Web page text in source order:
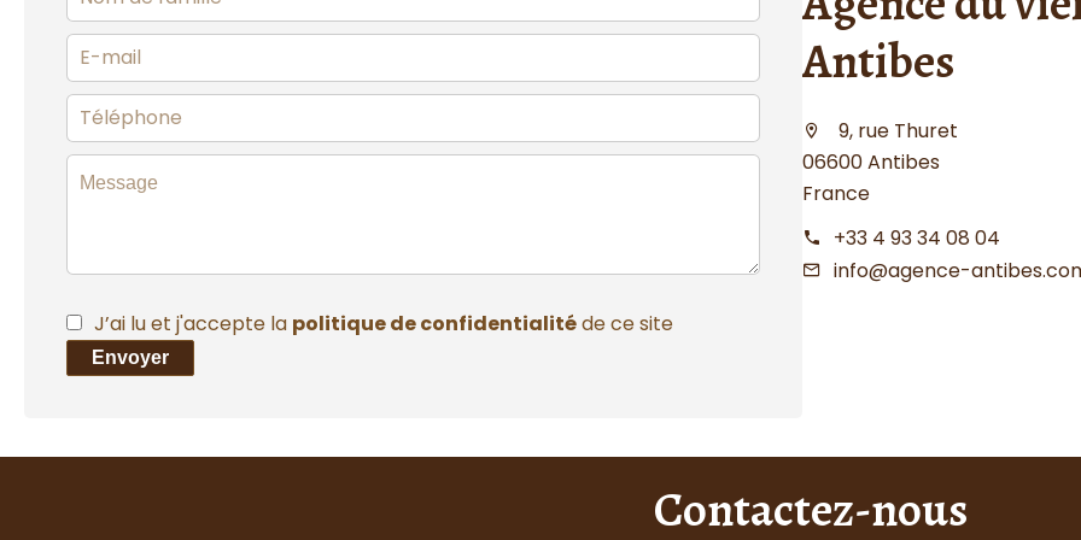
J’ai lu et j'accepte la politique de confidentialitéde ce site
Envoyer
Antibes
9, rue Thuret
06600 Antibes
France
+33 4 93 34 08 04
info@agence-
Contactez-nous